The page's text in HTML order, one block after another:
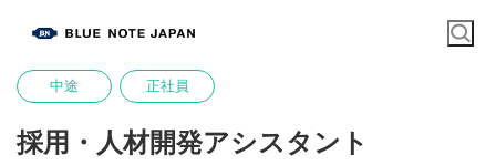
中途 正社員
採用・人材開発アシスタント